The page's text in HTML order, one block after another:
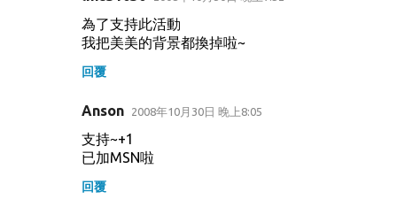
為了支持此活動
我把美美的背景都換掉啦~
回覆
Anson 2008年10月30日 晚上8:05
支持~+1
已加MSN啦
回覆